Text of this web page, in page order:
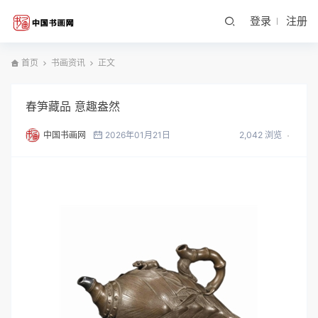
登录 注册
首页 书画资讯 正文
春笋藏品 意趣盎然
中国书画网 2026年01月21日 2,042 浏览